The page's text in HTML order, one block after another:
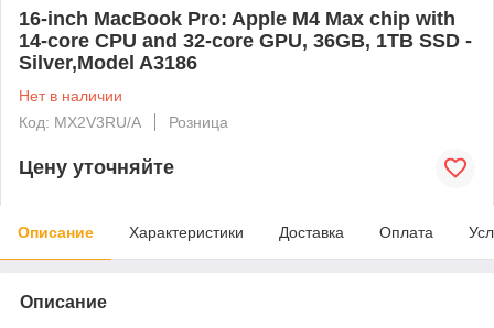
16-inch MacBook Pro: Apple M4 Max chip with
14‑core CPU and 32‑core GPU, 36GB, 1TB SSD -
Silver,Model A3186
Нет в наличии
Код: MX2V3RU/A
Розница
Цену уточняйте
Описание Характеристики Доставка Оплата
Описание